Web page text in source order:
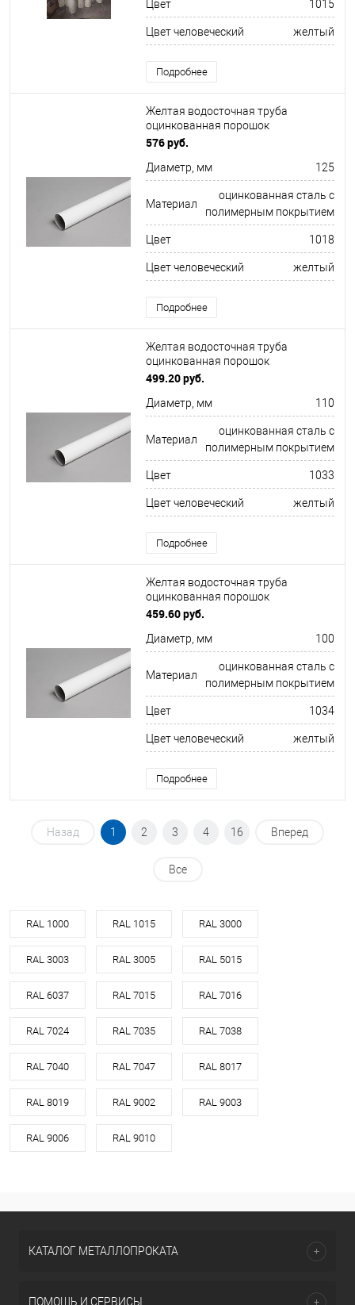
Цвет 1015
Цвет человеческий желтый
Подробнее
Желтая водосточная труба
оцинкованная порошок
ф125х1250мм RAL 1018
576 руб.
Диаметр, мм 125
Материал
оцинкованная сталь с
полимерным покрытием
Цвет 1018
Цвет человеческий желтый
Подробнее
Желтая водосточная труба
оцинкованная порошок
ф110х1250мм RAL 1033
499.20 руб.
Диаметр, мм 110
Материал
оцинкованная сталь с
полимерным покрытием
Цвет 1033
Цвет человеческий желтый
Подробнее
Желтая водосточная труба
оцинкованная порошок
ф100х1250мм RAL 1034
459.60 руб.
Диаметр, мм 100
Материал
оцинкованная сталь с
полимерным покрытием
Цвет 1034
Цвет человеческий желтый
Подробнее
Назад 1 2 3 4 16 Вперед
Все
RAL 1000 RAL 1015 RAL 3000
RAL 3003 RAL 3005 RAL 5015
RAL 6037 RAL 7015 RAL 7016
RAL 7024 RAL 7035 RAL 7038
RAL 7040 RAL 7047 RAL 8017
RAL 8019 RAL 9002 RAL 9003
RAL 9006 RAL 9010
КАТАЛОГ МЕТАЛЛОПРОКАТА
ПОМОЩЬ И СЕРВИСЫ